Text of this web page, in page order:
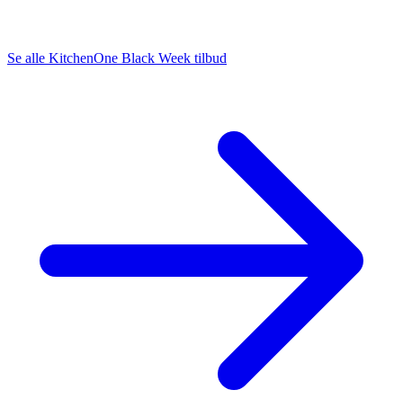
Se alle KitchenOne Black Week tilbud